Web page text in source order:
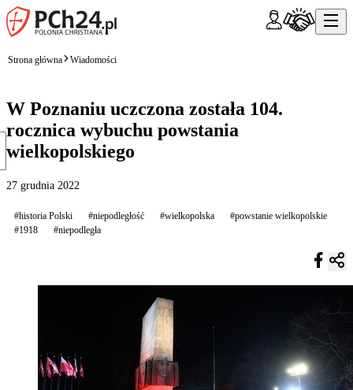
Strona główna Wiadomości
W Poznaniu uczczona została 104.
rocznica wybuchu powstania
wielkopolskiego
27 grudnia 2022
#historia Polski #niepodległość #wielkopolska
#powstanie wielkopolskie
#1918
#niepodległa